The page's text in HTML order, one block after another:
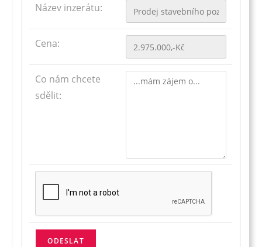
Název inzerátu:
Cena:
Co nám chcete
sdělit: